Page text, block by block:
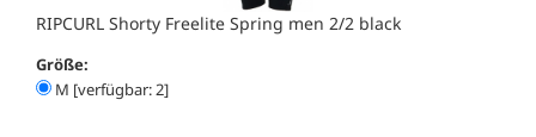
RIPCURL Shorty Freelite Spring men 2/2 black
Größe:
M [verfügbar: 2]